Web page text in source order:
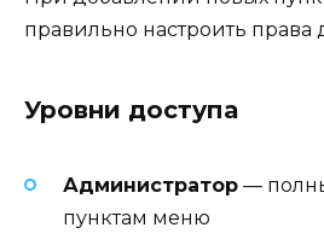
правильно настроить права
Уровни доступа
Администратор —
пунктам меню